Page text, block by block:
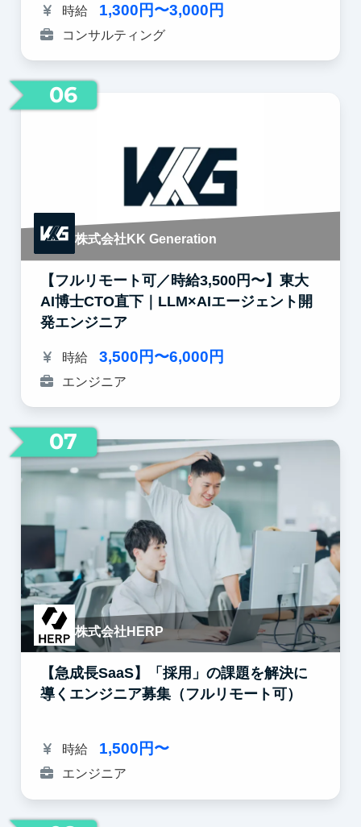
時給 1,300円〜3,000円
コンサルティング
株式会社KK Generation
【フルリモート可／時給3,500円〜】東大
AI博士CTO直下｜LLM×AIエージェント開
発エンジニア
時給 3,500円〜6,000円
エンジニア
06
株式会社HERP
【急成長SaaS】「採用」の課題を解決に
導くエンジニア募集（フルリモート可）
時給 1,500円〜
エンジニア
07